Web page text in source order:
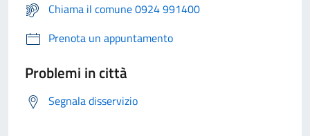
Chiama il comune 0924 991400
Prenota un appuntamento
Problemi in città
Segnala disservizio